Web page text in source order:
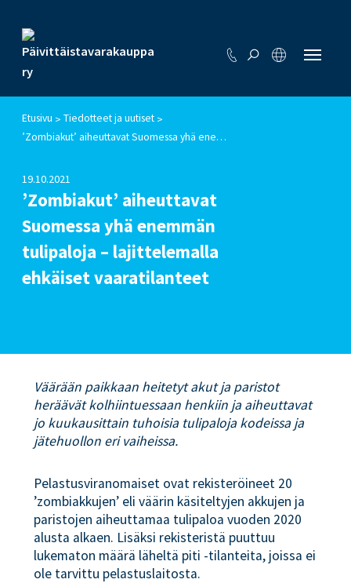
Etusivu > Tiedotteet ja uutiset >
’Zombiakut’ aiheuttavat Suomessa yhä enemmän tulipaloja – lajittelemalla ehkäiset vaaratilanteet
19.10.2021
’Zombiakut’ aiheuttavat
Suomessa yhä enemmän
tulipaloja – lajittelemalla
ehkäiset vaaratilanteet
Väärään paikkaan heitetyt akut ja paristot
heräävät kolhiintuessaan henkiin ja aiheuttavat
jo kuukausittain tuhoisia tulipaloja kodeissa ja
jätehuollon eri vaiheissa.
Pelastusviranomaiset ovat rekisteröineet 20
’zombiakkujen’ eli väärin käsiteltyjen akkujen ja
paristojen aiheuttamaa tulipaloa vuoden 2020
alusta alkaen. Lisäksi rekisteristä puuttuu
lukematon määrä läheltä piti -tilanteita, joissa ei
ole tarvittu pelastuslaitosta.